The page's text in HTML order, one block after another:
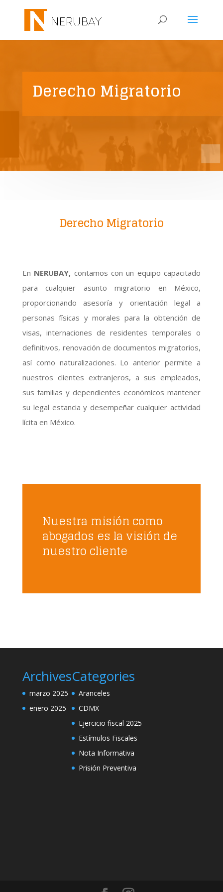
Derecho Migratorio
Derecho Migratorio
En NERUBAY, contamos con un equipo capacitado
para cualquier asunto migratorio en México,
proporcionando asesoría y orientación legal a
personas físicas y morales para la obtención de
visas, internaciones de residentes temporales o
definitivos, renovación de documentos migratorios,
así como naturalizaciones. Lo anterior permite a
nuestros clientes extranjeros, a sus empleados,
sus familias y dependientes económicos mantener
su legal estancia y desempeñar cualquier actividad
lícita en México.
Nuestra misión como
abogados es la visión de
nuestro cliente
Archives
marzo 2025
enero 2025
Categories
Aranceles
CDMX
Ejercicio fiscal 2025
Estímulos Fiscales
Nota Informativa
Prisión Preventiva